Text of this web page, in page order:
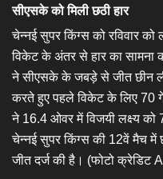
सीएसके को मिली छठी हार
चेन्नई सुपर किंग्स को रविवार
विकेट के अंतर से हार का सामना
ने सीएसके के जबड़े से जीत छीन
करते हुए पहले विकेट के लिए 70
ने 16.4 ओवर में विजयी लक्ष्य
चेन्नई सुपर किंग्स की 12वें मैच
जीत दर्ज की है। (फोटो क्रेडिट